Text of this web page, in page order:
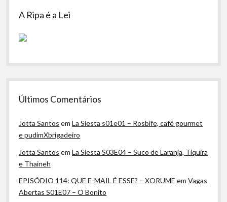
A Ripa é a Lei
Últimos Comentários
Jotta Santos emLa Siesta s01e01 – Rosbife, café gourmet
e pudimXbrigadeiro
Jotta Santos emLa Siesta S03E04 – Suco de Laranja, Tiquira
e Thaineh
EPISÓDIO 114: QUE E-MAIL É ESSE? – XORUME emVagas
Abertas S01E07 – O Bonito